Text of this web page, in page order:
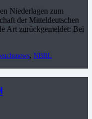
Niederlagen zum
der Mitteldeutschen
Art zurückgemeldet: Bei
, NBBL